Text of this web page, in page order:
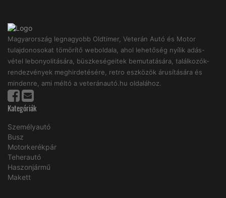
Magyarország legnagyobb Oldtimer, Veterán Autó és Motor
tulajdonosokat tömörítő weboldala, ahol lehetőség nyílik adás-
vétel lebonyolitására, büszkeségeitek bemutatására, találkozók-
rendezvények meghirdetésére, retro eszközök árusítására és
mindenre, ami méltó a veteránautó.hu oldalához.
Kategóriák
Személyautó
Busz
Motorkerékpár
Teherautó
Haszonjármű
Makett